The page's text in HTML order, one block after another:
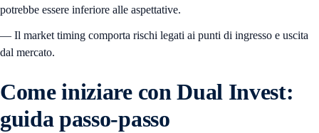
potrebbe essere inferiore alle aspettative.
— Il market timing comporta rischi legati ai punti di ingresso e uscita
dal mercato.
Come iniziare con Dual Invest:
guida passo-passo